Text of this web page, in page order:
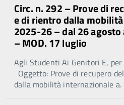
Circ. n. 292 – Prove di
e di rientro dalla
2025-26 – dal 26
– MOD. 17 luglio
Agli Studenti Ai Genitori E, per
Oggetto: Prove di recupero
dalla mobilità internazionale a.